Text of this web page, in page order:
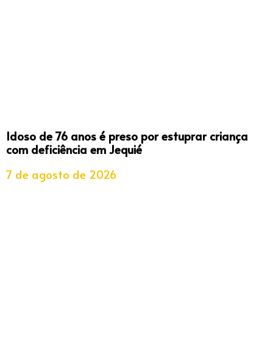
Idoso de 76 anos é preso por estuprar criança
com deficiência em Jequié
7 de agosto de 2026